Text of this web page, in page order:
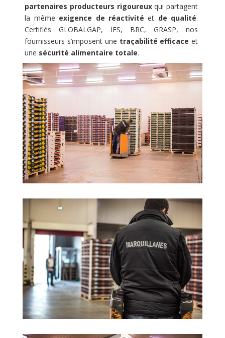
partenaires producteurs rigoureuxqui partagent
la même exigence de réactivité et de qualité.
Certifiés GLOBALGAP, IFS, BRC, GRASP, nos
fournisseurs s’imposent une traçabilité efficace et
une sécurité alimentaire totale.